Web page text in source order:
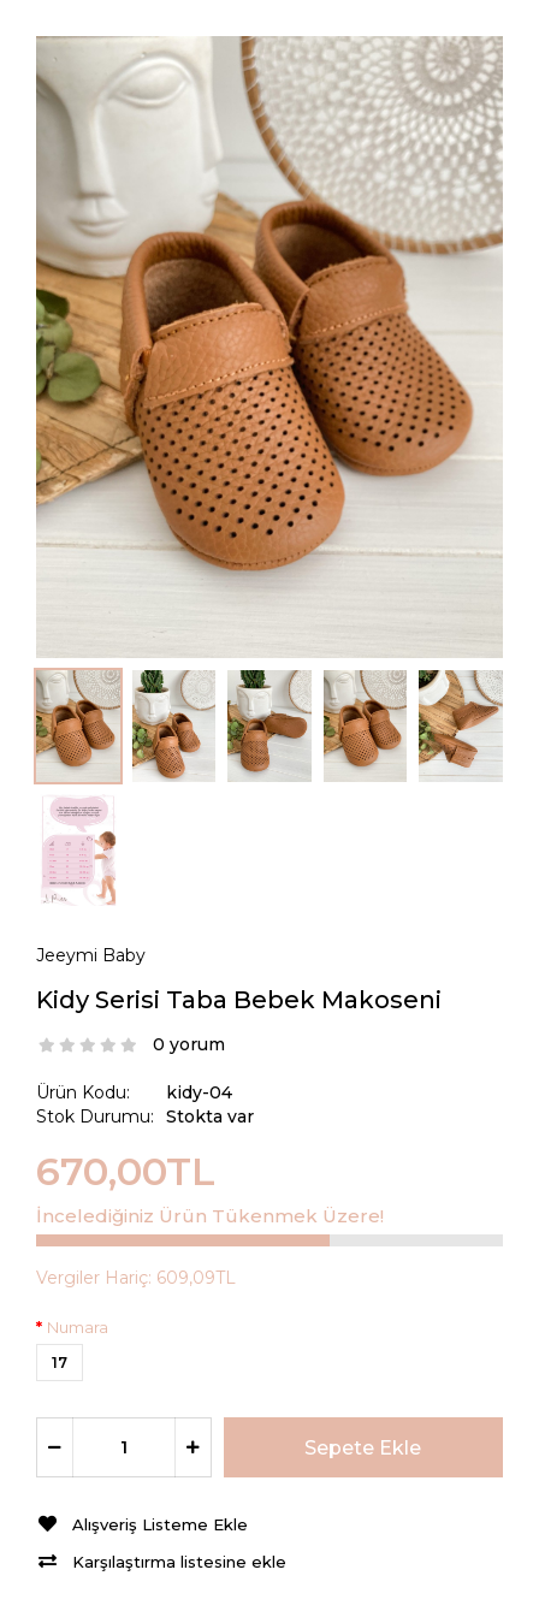
Jeeymi Baby
Kidy Serisi Taba Bebek Makoseni
0 yorum
Ürün Kodu:
Stok Durumu:
kidy-04
Stokta var
670,00TL
İncelediğiniz Ürün Tükenmek Üzere!
Vergiler Hariç: 609,09TL
Numara
17
Alışveriş Listeme Ekle
Karşılaştırma listesine ekle